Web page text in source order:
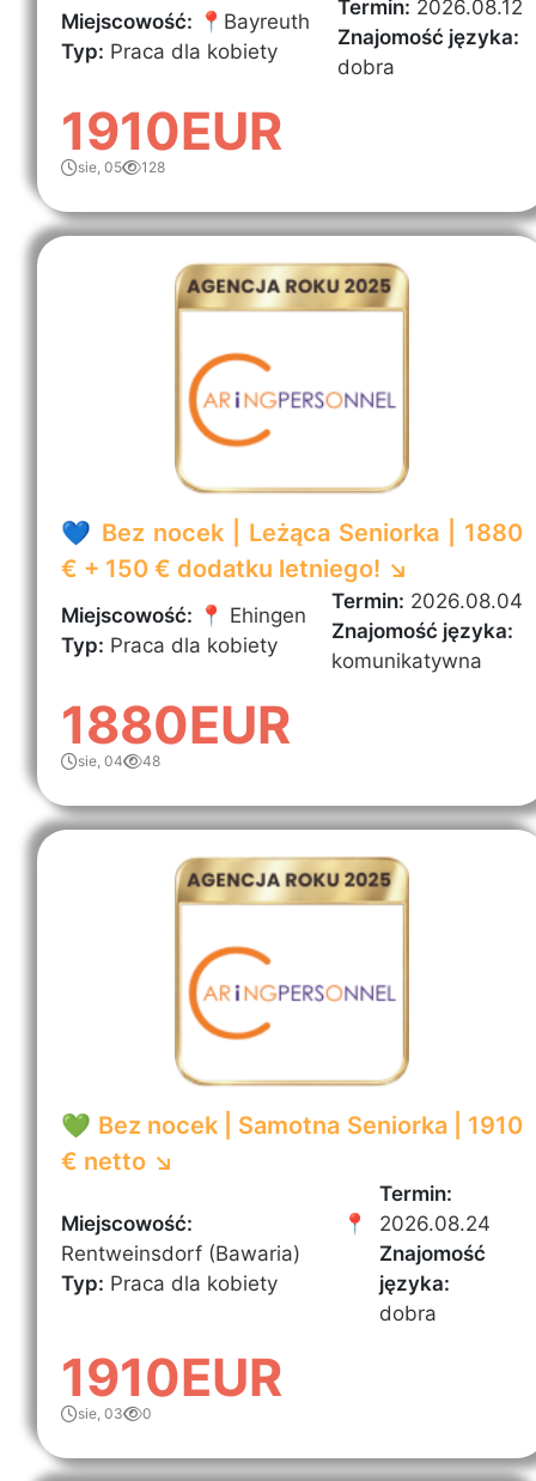
Miejscowość: 📍Bayreuth
Typ: Praca dla kobiety
Termin: 2026.08.12
Znajomość języka:
dobra
1910EUR
sie, 05 128
💙 Bez nocek | Leżąca Seniorka | 1880
€ + 150 € dodatku letniego! ↘️
Miejscowość: 📍 Ehingen
Typ: Praca dla kobiety
Termin: 2026.08.04
Znajomość języka:
komunikatywna
1880EUR
sie, 04 48
💚 Bez nocek | Samotna Seniorka | 1910
€ netto ↘️
Miejscowość:
📍
Rentweinsdorf (Bawaria)
Typ: Praca dla kobiety
Termin:
2026.08.24
Znajomość
języka:
dobra
1910EUR
sie, 03 0